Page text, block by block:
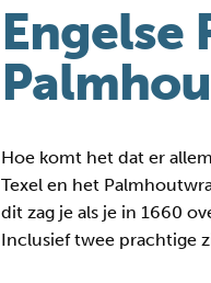
Engelse
Hoe komt het dat er
Texel en het
dit zag je als je in 1660
Inclusief twee prachtige